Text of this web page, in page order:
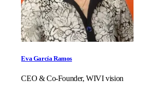
Eva García Ramos
CEO & Co-Founder, WIVI vision